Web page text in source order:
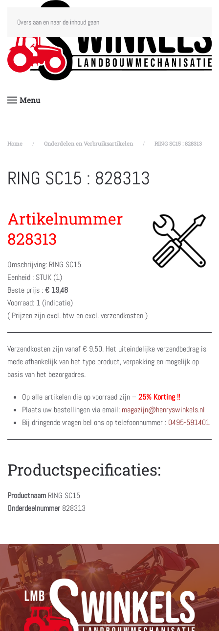
Overslaan en naar de inhoud gaan
Menu
Home Onderdelen en Verbruiksartikelen RING SC15 : 828313
RING SC15 : 828313
Artikelnummer
828313
Omschrijving: RING SC15
Eenheid : STUK (1)
Beste prijs :€ 19,48
Voorraad: 1 (indicatie)
( Prijzen zijn excl. btw en excl. verzendkosten )
Verzendkosten zijn vanaf € 9.50. Het uiteindelijke verzendbedrag is
mede afhankelijk van het type product, verpakking en mogelijk op
basis van het bezorgadres.
Op alle artikelen die op voorraad zijn – 25% Korting !!
Plaats uw bestellingen via email: magazijn@henryswinkels.nl
Bij dringende vragen bel ons op telefoonnummer : 0495-591401
Productspecificaties:
Productnaam RING SC15
Onderdeelnummer 828313